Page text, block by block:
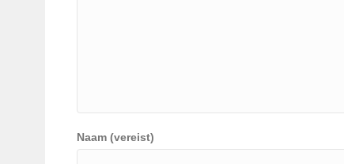
Naam (vereist)